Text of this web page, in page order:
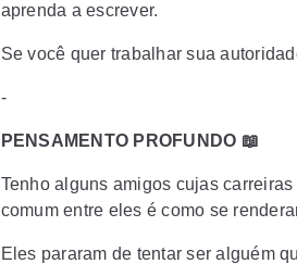
aprenda a escrever.
Se você quer trabalhar sua
-
PENSAMENTO PROFUNDO 📖
Tenho alguns amigos cujas
comum entre eles é como se
Eles pararam de tentar ser alguém